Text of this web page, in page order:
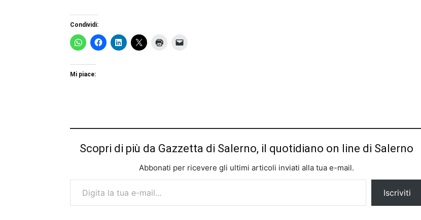
Condividi:
Mi piace:
Scopri di più da Gazzetta di Salerno, il quotidiano on line di Salerno
Abbonati per ricevere gli ultimi articoli inviati alla tua e-mail.
Digita la tua e-mail...
Iscriviti